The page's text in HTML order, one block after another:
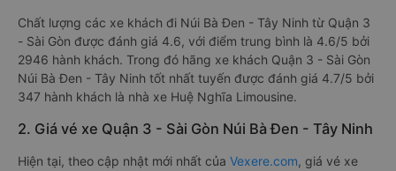
Chất lượng các xe khách đi Núi Bà Đen - Tây Ninh từ Quận 3
- Sài Gòn được đánh giá 4.6, với điểm trung bình là 4.6/5 bởi
2946 hành khách. Trong đó hãng xe khách Quận 3 - Sài Gòn
Núi Bà Đen - Tây Ninh tốt nhất tuyến được đánh giá 4.7/5 bởi
347 hành khách là nhà xe Huệ Nghĩa Limousine.
2. Giá vé xe Quận 3 - Sài Gòn Núi Bà Đen - Tây Ninh
Hiện tại, theo cập nhật mới nhất của Vexere.com, giá vé xe